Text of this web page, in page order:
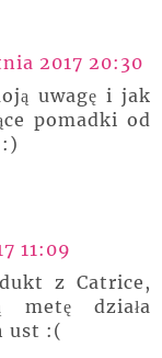
2017 20:30
uwagę i jak
pomadki od
11:09
z Catrice,
metę działa
ust :(